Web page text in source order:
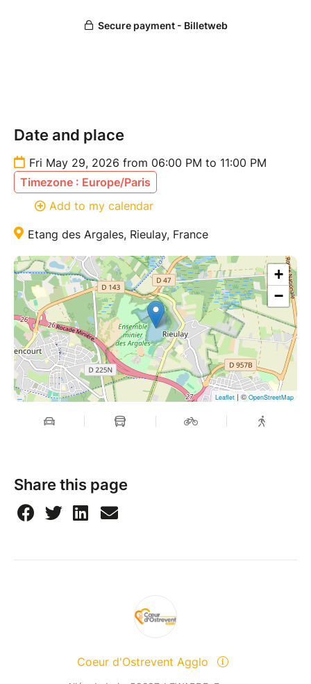
pour vous guider !
Date and place
Fri May 29, 2026 from 06:00 PM to 11:00 PM
Timezone : Europe/Paris
Add to my calendar
Etang des Argales, Rieulay, France
+
−
Leaflet | ©OpenStreetMap
Share this page
Coeur d'Ostrevent Agglo